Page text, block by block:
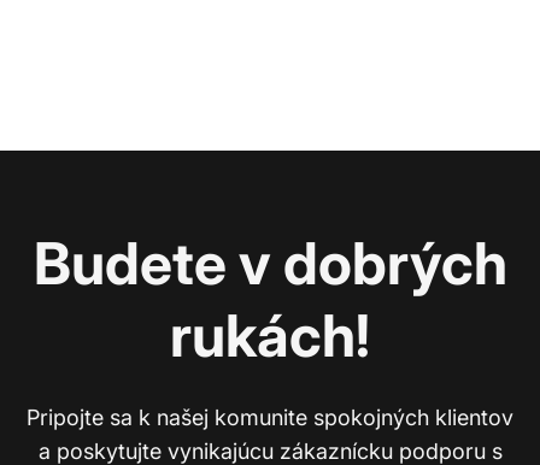
Budete v dobrých
rukách!
Pripojte sa k našej komunite spokojných klientov
a poskytujte vynikajúcu zákaznícku podporu s